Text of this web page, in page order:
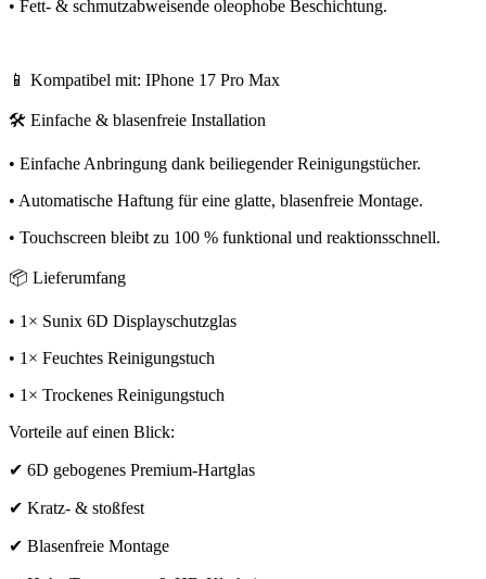
• Fett- & schmutzabweisende oleophobe Beschichtung.
📱 Kompatibel mit: IPhone 17 Pro Max
🛠️ Einfache & blasenfreie Installation
• Einfache Anbringung dank beiliegender Reinigungstücher.
• Automatische Haftung für eine glatte, blasenfreie Montage.
• Touchscreen bleibt zu 100 % funktional und reaktionsschnell.
📦 Lieferumfang
• 1× Sunix 6D Displayschutzglas
• 1× Feuchtes Reinigungstuch
• 1× Trockenes Reinigungstuch
Vorteile auf einen Blick:
✔ 6D gebogenes Premium-Hartglas
✔ Kratz- & stoßfest
✔ Blasenfreie Montage